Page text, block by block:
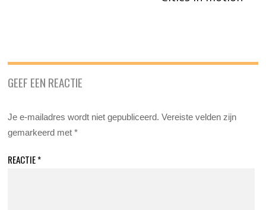
GEEF EEN REACTIE
Je e-mailadres wordt niet gepubliceerd. Vereiste velden zijn
gemarkeerd met*
REACTIE*